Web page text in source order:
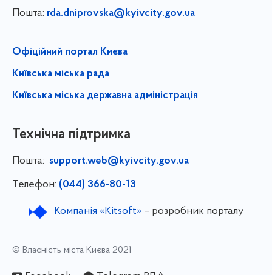
Пошта: rda.dniprovska@kyivcity.gov.ua
Офіційний портал Києва
Київська міська рада
Київська міська державна адміністрація
Технічна підтримка
Пошта: support.web@kyivcity.gov.ua
Телефон: (044) 366-80-13
Компанія «Kitsoft»– розробник порталу
© Власність міста Києва 2021